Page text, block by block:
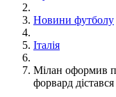
Новини футболу
Італія
Мілан оформив
форвард